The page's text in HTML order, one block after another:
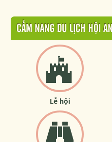
CẨM NANG DU LỊCH HỘI AN
Lễ hội